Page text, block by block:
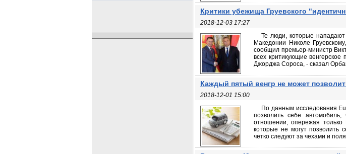
Критики убежища Груевского
2018-12-03 17:27
Те люди, которые
Македонии Николе
сообщил премьер-министр
всех критикующие
Джорджа Сороса, - сказал
Каждый пятый венгр не может
2018-12-01 15:00
По данным исследования
позволить себе
отношении, опережая
которые не могут позволить
четко следуют за чехами и